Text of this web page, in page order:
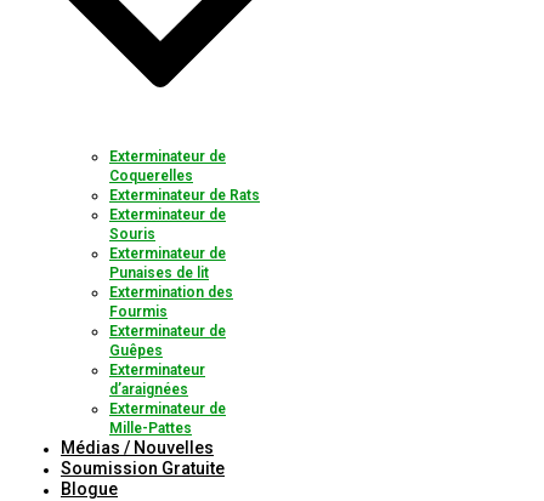
Exterminateur de
Coquerelles
Exterminateur de Rats
Exterminateur de
Souris
Exterminateur de
Punaises de lit
Extermination des
Fourmis
Exterminateur de
Guêpes
Exterminateur
d’araignées
Exterminateur de
Mille-Pattes
Médias / Nouvelles
Soumission Gratuite
Blogue